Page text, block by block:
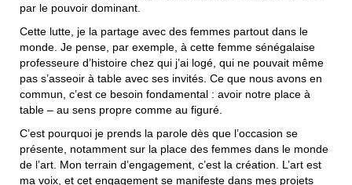
par le pouvoir dominant.
Cette lutte, je la partage avec des femmes partout dans le
monde. Je pense, par exemple, à cette femme sénégalaise
professeure d’histoire chez qui j’ai logé, qui ne pouvait même
pas s’asseoir à table avec ses invités. Ce que nous avons en
commun, c’est ce besoin fondamental : avoir notre place à
table ‒ au sens propre comme au figuré.
C’est pourquoi je prends la parole dès que l’occasion se
présente, notamment sur la place des femmes dans le monde
de l’art. Mon terrain d’engagement, c’est la création. L’art est
ma voix, et cet engagement se manifeste dans mes projets